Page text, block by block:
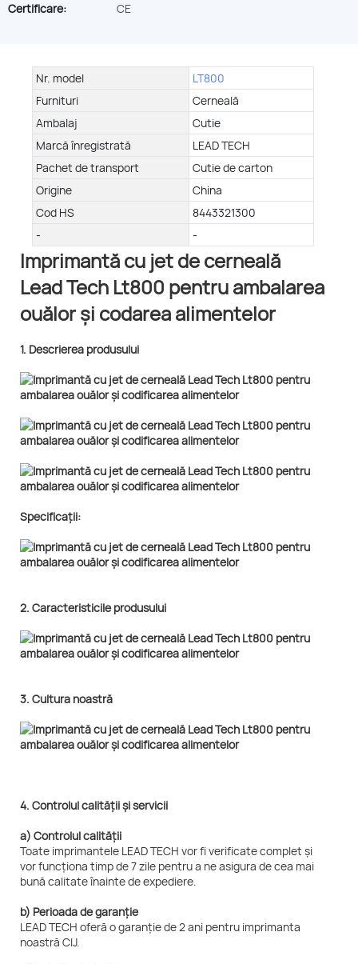
Certificare:
CE
Nr. model
LT800
Furnituri
Cerneală
Ambalaj
Cutie
Marcă înregistrată
LEAD TECH
Pachet de transport
Cutie de carton
Origine
China
Cod HS
8443321300
-
-
Imprimantă cu jet de cerneală
Lead Tech Lt800 pentru ambalarea
ouălor și codarea alimentelor
1. Descrierea produsului
Specificații:
2. Caracteristicile produsului
3. Cultura noastră
4. Controlul calității și servicii
a) Controlul calității
Toate imprimantele LEAD TECH vor fi verificate complet și
vor funcționa timp de 7 zile pentru a ne asigura de cea mai
bună calitate înainte de expediere.
b) Perioada de garanție
LEAD TECH oferă o garanție de 2 ani pentru imprimanta
noastră CIJ.